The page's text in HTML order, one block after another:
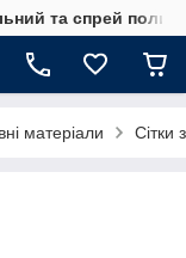
та спрей полив,
матеріали Сітки